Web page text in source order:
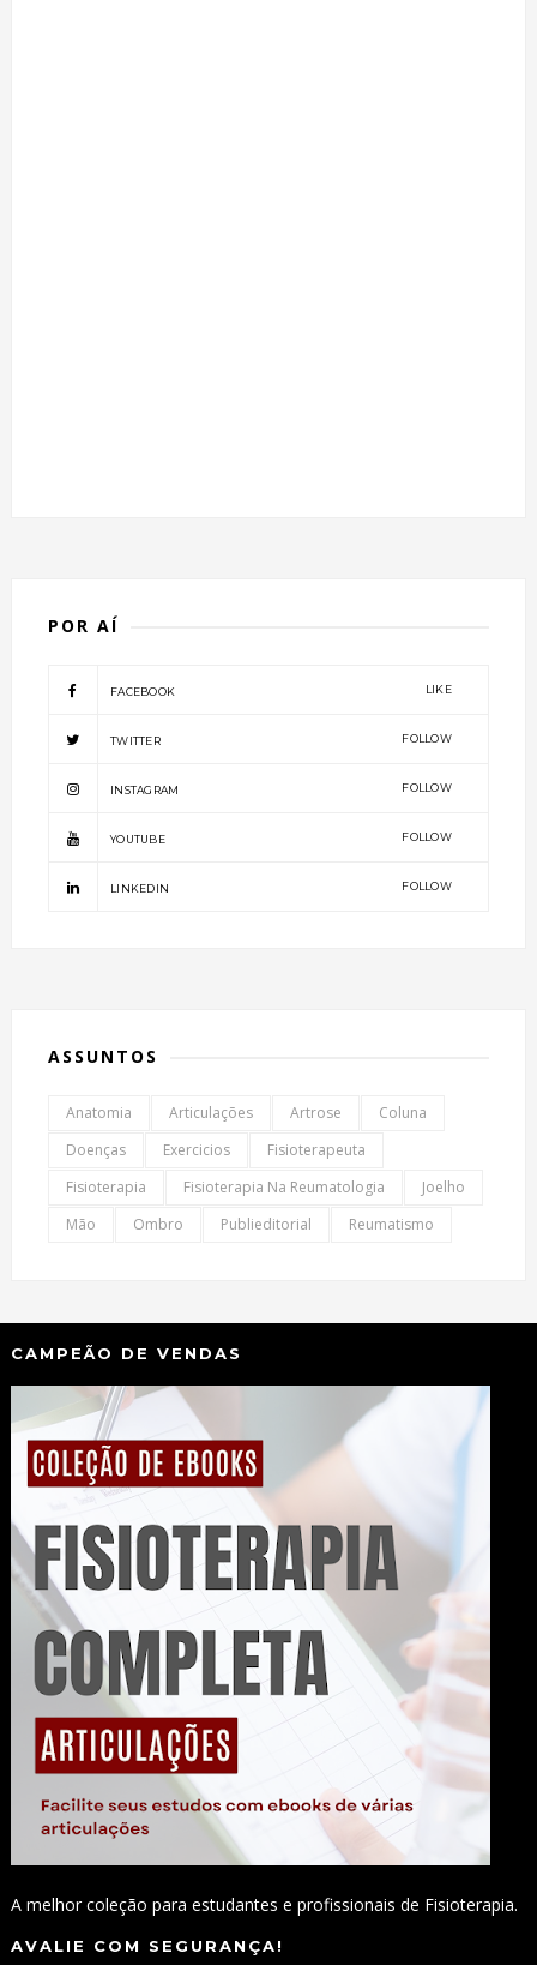
POR AÍ
FACEBOOK LIKE
TWITTER FOLLOW
INSTAGRAM FOLLOW
YOUTUBE FOLLOW
LINKEDIN FOLLOW
ASSUNTOS
Anatomia Articulações Artrose
Coluna
Doenças
Exercicios
Fisioterapeuta
Fisioterapia
Fisioterapia Na Reumatologia
Joelho
Mão
Ombro Publieditorial Reumatismo
CAMPEÃO DE VENDAS
A melhor coleção para estudantes e profissionais de Fisioterapia.
AVALIE COM SEGURANÇA!